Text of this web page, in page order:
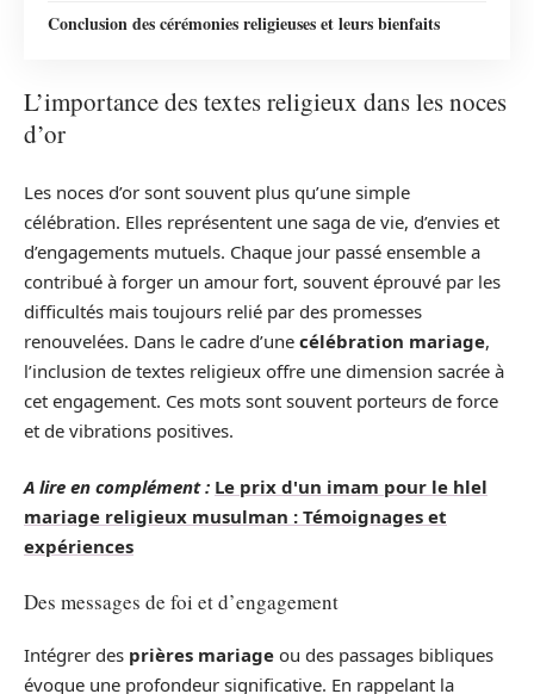
Conclusion des cérémonies religieuses et leurs bienfaits
L’importance des textes religieux dans les noces
d’or
Les noces d’or sont souvent plus qu’une simple
célébration. Elles représentent une saga de vie, d’envies et
d’engagements mutuels. Chaque jour passé ensemble a
contribué à forger un amour fort, souvent éprouvé par les
difficultés mais toujours relié par des promesses
renouvelées. Dans le cadre d’une célébration mariage,
l’inclusion de textes religieux offre une dimension sacrée à
cet engagement. Ces mots sont souvent porteurs de force
et de vibrations positives.
A lire en complément : Le prix d'un imam pour le hlel
mariage religieux musulman : Témoignages et
expériences
Des messages de foi et d’engagement
Intégrer des prières mariage ou des passages bibliques
évoque une profondeur significative. En rappelant la